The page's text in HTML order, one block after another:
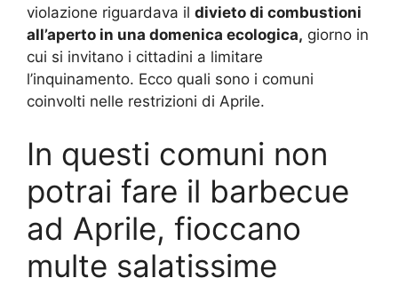
violazione riguardava il divieto di combustioni
all’aperto in una domenica ecologica, giorno in
cui si invitano i cittadini a limitare
l’inquinamento. Ecco quali sono i comuni
coinvolti nelle restrizioni di Aprile.
In questi comuni non
potrai fare il barbecue
ad Aprile, fioccano
multe salatissime